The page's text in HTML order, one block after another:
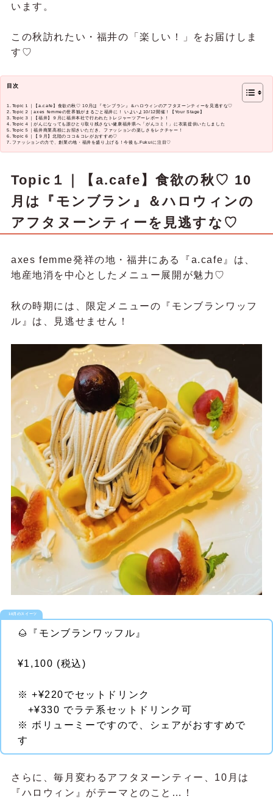
います。
この秋訪れたい・福井の「楽しい！」をお届けしま
す♡
目次
Topic１｜【a.cafe】食欲の秋♡ 10月は『モンブラン』＆ハロウィンのアフタヌーンティーを見逃すな♡
Topic２｜axes femmeの世界観がまるごと福井に！ いよいよ10/12開催！【Your Stage】
Topic３｜【福井】９月に福井本社で行われたトレジャーツアーレポート！
Topic４｜がんになっても誰ひとり取り残さない健康福井県へ「がんコミ！」に衣装提供いたしました
Topic５｜福井商業高校にお招きいただき、ファッションの楽しさをレクチャー！
Topic６｜【９月】北陸のココ＆コレがおすすめ♡
ファッションの力で、創業の地・福井を盛り上げる！今後も.Fukuiに注目♡
Topic１｜
【a.cafe】食欲の秋♡ 10
月は『モンブラン』＆ハロウィンの
アフタヌーンティーを見逃すな♡
axes femme発祥の地・福井にある『a.cafe』は、
地産地消を中心としたメニュー展開が魅力♡
秋の時期には、限定メニューの『モンブランワッフ
ル』は、見逃せません！
10月のスイーツ
🌰『モンブランワッフル』
¥1,100 (税込)
※ +¥220でセットドリンク
+¥330 でラテ系セットドリンク可
※ ボリューミーですので、シェアがおすすめで
す
さらに、毎月変わるアフタヌーンティー、10月は
『ハロウィン』がテーマとのこと…！